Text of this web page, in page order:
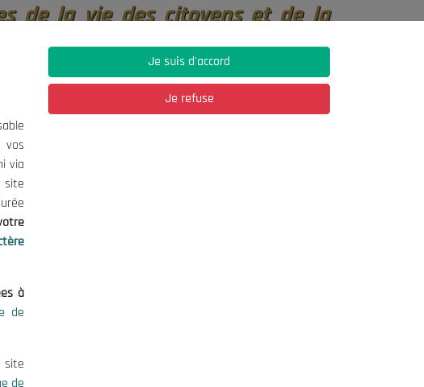
de la vie des citoyens et de la
et social.
de la formation et de l'enseignement supérieur.
vos
via
site
à
de
site
de
Je suis d'accord
Je refuse